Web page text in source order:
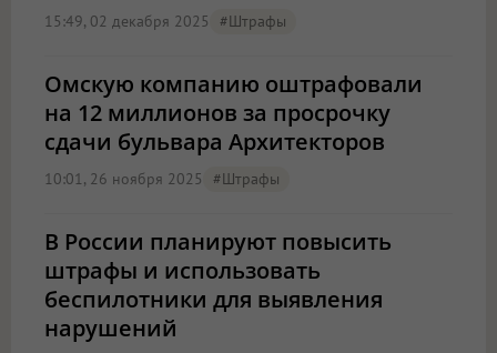
15:49, 02 декабря 2025 #штрафы
Омскую компанию оштрафовали
на 12 миллионов за просрочку
сдачи бульвара Архитекторов
10:01, 26 ноября 2025 #штрафы
В России планируют повысить
штрафы и использовать
беспилотники для выявления
нарушений